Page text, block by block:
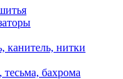
канитель, нитки
бахрома